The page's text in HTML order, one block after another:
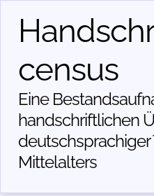
census
Eine
handschriftlichen
deutschsprachiger
Mittelalters